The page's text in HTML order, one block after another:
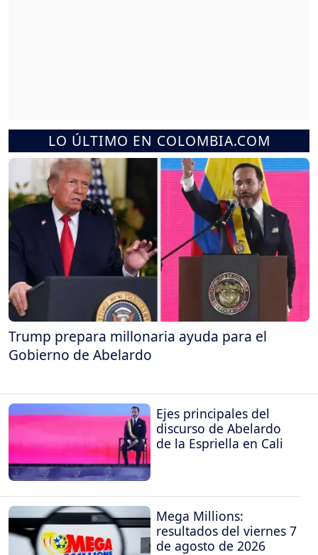
LO ÚLTIMO EN COLOMBIA.COM
Trump prepara millonaria ayuda para el
Gobierno de Abelardo
Ejes principales del
discurso de Abelardo
de la Espriella en Cali
Mega Millions:
resultados del viernes 7
de agosto de 2026